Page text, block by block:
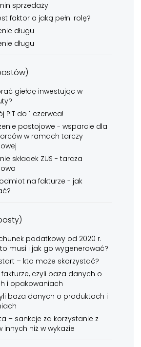
sprzedaży
faktor a jaką pełni rolę?
długu
długu
giełdę inwestując w
PIT do 1 czerwca!
postojowe - wsparcie dla
w ramach tarczy
składek ZUS - tarcza
na fakturze - jak
podatkowy od 2020 r.
musi i jak go wygenerować?
– kto może skorzystać?
fakturze, czyli baza danych o
i opakowaniach
baza danych o produktach i
– sankcje za korzystanie z
innych niż w wykazie